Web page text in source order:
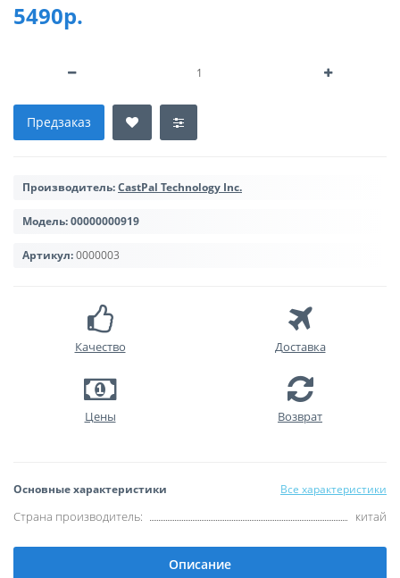
5490р.
Предзаказ
Производитель:CastPal Technology Inc.
Модель:00000000919
Артикул:0000003
Качество Доставка
Цены Возврат
Основные характеристики Все характеристики
Страна производитель: китай
Описание